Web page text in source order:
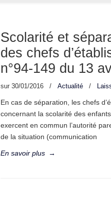
Scolarité et
des chefs
n°94-149 du 13
sur 30/01/2016 / Actualité /
En cas de séparation, les chefs
concernant la scolarité des
exercent en commun l’autorité
de la situation (communication
En savoir plus →